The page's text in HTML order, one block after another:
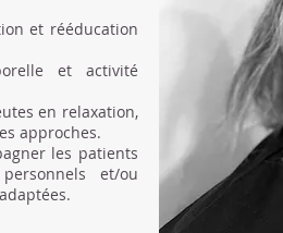
et rééducation
et activité
en relaxation,
approches.
les patients
et/ou